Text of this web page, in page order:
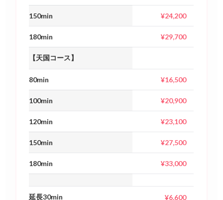
150min ¥24,200
180min ¥29,700
【天国コース】
80min ¥16,500
100min ¥20,900
120min ¥23,100
150min ¥27,500
180min ¥33,000
延長30min ¥6,600